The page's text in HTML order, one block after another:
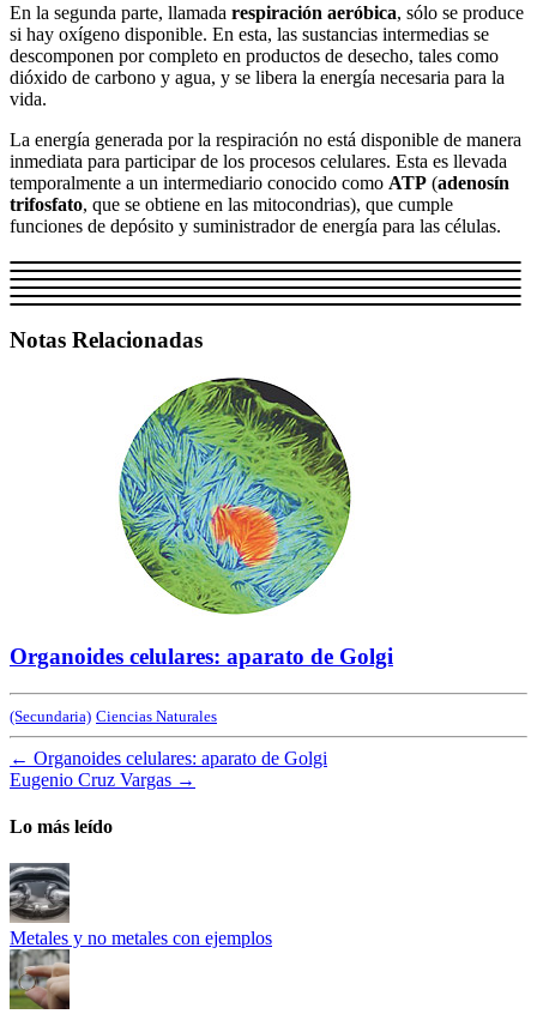
En la segunda parte, llamada respiración aeróbica, sólo se produce
si hay oxígeno disponible. En esta, las sustancias intermedias se
descomponen por completo en productos de desecho, tales como
dióxido de carbono y agua, y se libera la energía necesaria para la
vida.
La energía generada por la respiración no está disponible de manera
inmediata para participar de los procesos celulares. Esta es llevada
temporalmente a un intermediario conocido como ATP (adenosín
trifosfato, que se obtiene en las mitocondrias), que cumple
funciones de depósito y suministrador de energía para las células.
Notas Relacionadas
Organoides celulares: aparato de Golgi
(Secundaria) Ciencias Naturales
← Organoides celulares: aparato de Golgi
Eugenio Cruz Vargas →
Lo más leído
Metales y no metales con ejemplos